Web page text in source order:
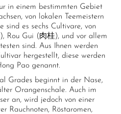
in einem bestimmten Gebiet
von lokalen Teemeistern
sind es sechs Cultivare, von
Rou Gui (肉桂), und vor allem
sind. Aus Ihnen werden
hergestellt, diese werden
Pao genannt.
Grades beginnt in der Nase,
Orangenschale. Auch im
an, wird jedoch von einer
Rauchnoten, Röstaromen,